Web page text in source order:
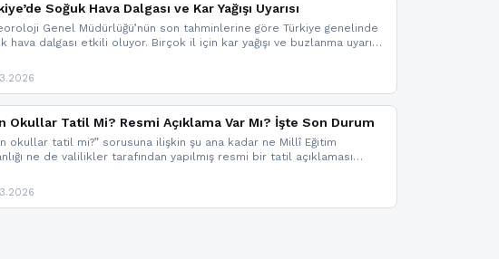
Soğuk Hava Dalgası ve Kar Yağışı Uyarısı
Genel Müdürlüğü’nün son tahminlerine göre Türkiye genelinde
hava dalgası etkili oluyor. Birçok il için kar yağışı ve buzlanma uyarısı
Okullar Tatil Mi? Resmi Açıklama Var Mı? İşte Son Durum
okullar tatil mi?” sorusuna ilişkin şu ana kadar ne Millî Eğitim
ne de valilikler tarafından yapılmış resmi bir tatil açıklaması
En hızlı şekilde haberdar olmak için sitemizi takip edebilir ve